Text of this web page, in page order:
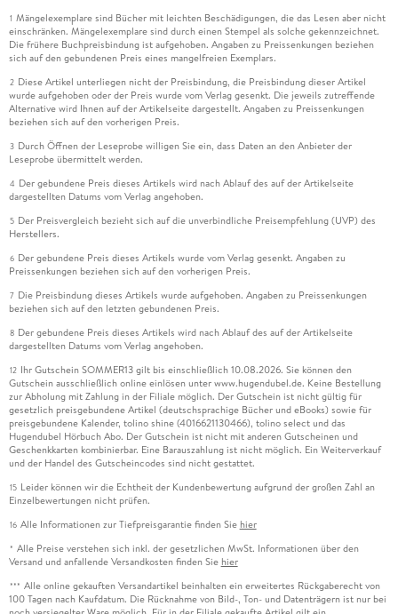
1 Mängelexemplare sind Bücher mit leichten Beschädigungen, die das Lesen aber nicht
einschränken. Mängelexemplare sind durch einen Stempel als solche gekennzeichnet.
Die frühere Buchpreisbindung ist aufgehoben. Angaben zu Preissenkungen beziehen
sich auf den gebundenen Preis eines mangelfreien Exemplars.
2 Diese Artikel unterliegen nicht der Preisbindung, die Preisbindung dieser Artikel
wurde aufgehoben oder der Preis wurde vom Verlag gesenkt. Die jeweils zutreffende
Alternative wird Ihnen auf der Artikelseite dargestellt. Angaben zu Preissenkungen
beziehen sich auf den vorherigen Preis.
3 Durch Öffnen der Leseprobe willigen Sie ein, dass Daten an den Anbieter der
Leseprobe übermittelt werden.
4 Der gebundene Preis dieses Artikels wird nach Ablauf des auf der Artikelseite
dargestellten Datums vom Verlag angehoben.
5 Der Preisvergleich bezieht sich auf die unverbindliche Preisempfehlung (UVP) des
Herstellers.
6 Der gebundene Preis dieses Artikels wurde vom Verlag gesenkt. Angaben zu
Preissenkungen beziehen sich auf den vorherigen Preis.
7 Die Preisbindung dieses Artikels wurde aufgehoben. Angaben zu Preissenkungen
beziehen sich auf den letzten gebundenen Preis.
8 Der gebundene Preis dieses Artikels wird nach Ablauf des auf der Artikelseite
dargestellten Datums vom Verlag angehoben.
12 Ihr Gutschein SOMMER13 gilt bis einschließlich 10.08.2026. Sie können den
Gutschein ausschließlich online einlösen unter www.hugendubel.de. Keine Bestellung
zur Abholung mit Zahlung in der Filiale möglich. Der Gutschein ist nicht gültig für
gesetzlich preisgebundene Artikel (deutschsprachige Bücher und eBooks) sowie für
preisgebundene Kalender, tolino shine (4016621130466), tolino select und das
Hugendubel Hörbuch Abo. Der Gutschein ist nicht mit anderen Gutscheinen und
Geschenkkarten kombinierbar. Eine Barauszahlung ist nicht möglich. Ein Weiterverkauf
und der Handel des Gutscheincodes sind nicht gestattet.
15 Leider können wir die Echtheit der Kundenbewertung aufgrund der großen Zahl an
Einzelbewertungen nicht prüfen.
16 Alle Informationen zur Tiefpreisgarantie finden Sie hier
* Alle Preise verstehen sich inkl. der gesetzlichen MwSt. Informationen über den
Versand und anfallende Versandkosten finden Sie hier
*** Alle online gekauften Versandartikel beinhalten ein erweitertes Rückgaberecht von
100 Tagen nach Kaufdatum. Die Rücknahme von Bild-, Ton- und Datenträgern ist nur bei